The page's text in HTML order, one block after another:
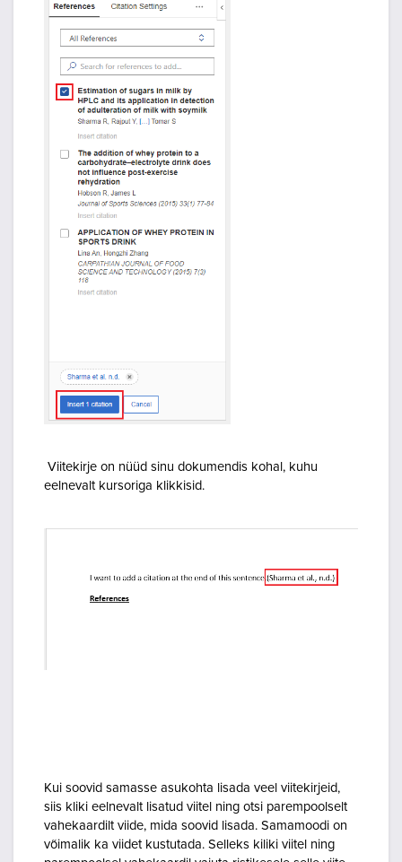
Viitekirje on nüüd sinu dokumendis kohal, kuhu
eelnevalt kursoriga klikkisid.
Kui soovid samasse asukohta lisada veel viitekirjeid,
siis kliki eelnevalt lisatud viitel ning otsi parempoolselt
vahekaardilt viide, mida soovid lisada. Samamoodi on
võimalik ka viidet kustutada. Selleks kiliki viitel ning